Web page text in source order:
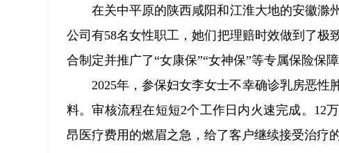
在关中平原的陕西咸阳和江淮大地的安徽滁
公司有58名女性职工，她们把理赔时效做到了
合制定并推广了“女康保”“女神保”等专属保险保障
2025年，参保妇女李女士不幸确诊乳房恶
料。审核流程在短短2个工作日内火速完成。12
昂医疗费用的燃眉之急，给了客户继续接受治疗